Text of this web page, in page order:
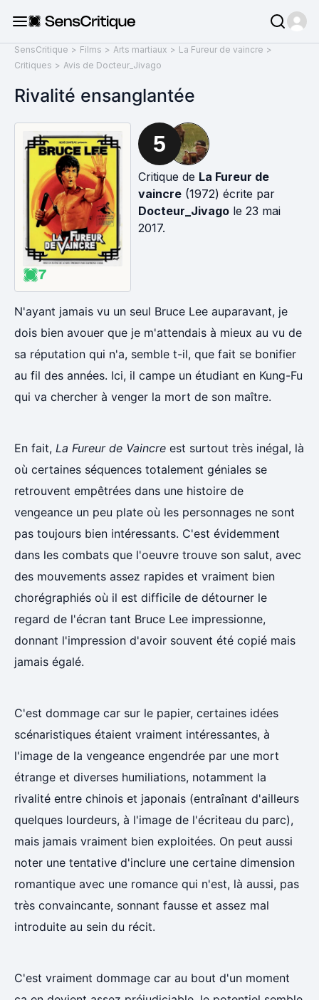
SensCritique > Films > Arts martiaux > La Fureur de vaincre >
Critiques > Avis de Docteur_Jivago
Rivalité ensanglantée
7
5
Critique de La Fureur de
vaincre (1972) écrite par
Docteur_Jivago le 23 mai
2017.
N'ayant jamais vu un seul Bruce Lee auparavant, je
dois bien avouer que je m'attendais à mieux au vu de
sa réputation qui n'a, semble t-il, que fait se bonifier
au fil des années. Ici, il campe un étudiant en Kung-Fu
qui va chercher à venger la mort de son maître.
En fait, La Fureur de Vaincre est surtout très inégal, là
où certaines séquences totalement géniales se
retrouvent empêtrées dans une histoire de
vengeance un peu plate où les personnages ne sont
pas toujours bien intéressants. C'est évidemment
dans les combats que l'oeuvre trouve son salut, avec
des mouvements assez rapides et vraiment bien
chorégraphiés où il est difficile de détourner le
regard de l'écran tant Bruce Lee impressionne,
donnant l'impression d'avoir souvent été copié mais
jamais égalé.
C'est dommage car sur le papier, certaines idées
scénaristiques étaient vraiment intéressantes, à
l'image de la vengeance engendrée par une mort
étrange et diverses humiliations, notamment la
rivalité entre chinois et japonais (entraînant d'ailleurs
quelques lourdeurs, à l'image de l'écriteau du parc),
mais jamais vraiment bien exploitées. On peut aussi
noter une tentative d'inclure une certaine dimension
romantique avec une romance qui n'est, là aussi, pas
très convaincante, sonnant fausse et assez mal
introduite au sein du récit.
C'est vraiment dommage car au bout d'un moment